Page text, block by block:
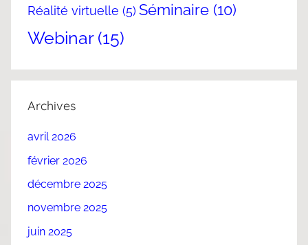
Réalité virtuelle (5) Séminaire (10)
Webinar(15)
Archives
avril 2026
février 2026
décembre 2025
novembre 2025
juin 2025